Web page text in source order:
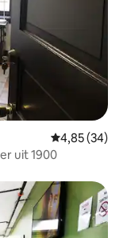
Gemiddelde
4,85 (34)
uit 1900